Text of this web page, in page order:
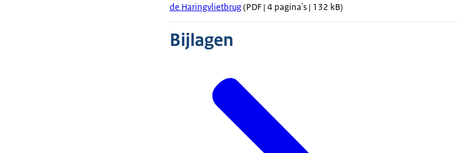
de Haringvlietbrug(PDF | 4 pagina's | 132 kB)
Bijlagen